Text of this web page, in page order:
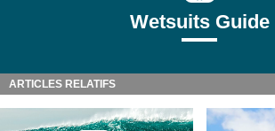
Wetsuits Guide
ARTICLES RELATIFS